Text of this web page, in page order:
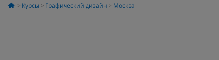
Курсы Графический дизайн Москва